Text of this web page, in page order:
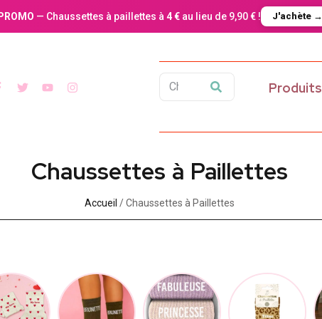
— Chaussettes à paillettes à 4 €au lieu de 9,90 € ! J'achète →
Produits
Chaussettes à Paillette​s
Accueil / Chaussettes à Paillette​s